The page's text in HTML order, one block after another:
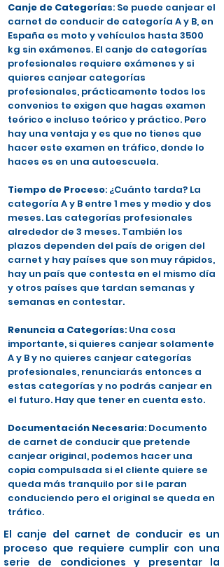
Canje de Categorías: Se puede canjear el
carnet de conducir de categoría A y B, en
España es moto y vehículos hasta 3500
kg sin exámenes. El canje de categorías
profesionales requiere exámenes y si
quieres canjear categorías
profesionales, prácticamente todos los
convenios te exigen que hagas examen
teórico e incluso teórico y práctico. Pero
hay una ventaja y es que no tienes que
hacer este examen en tráfico, donde lo
haces es en una autoescuela.
Tiempo de Proceso: ¿Cuánto tarda? La
categoría A y B entre 1 mes y medio y dos
meses. Las categorías profesionales
alrededor de 3 meses. También los
plazos dependen del país de origen del
carnet y hay países que son muy rápidos,
hay un país que contesta en el mismo día
y otros países que tardan semanas y
semanas en contestar.
Renuncia a Categorías: Una cosa
importante, si quieres canjear solamente
A y B y no quieres canjear categorías
profesionales, renunciarás entonces a
estas categorías y no podrás canjear en
el futuro. Hay que tener en cuenta esto.
Documentación Necesaria: Documento
de carnet de conducir que pretende
canjear original, podemos hacer una
copia compulsada si el cliente quiere se
queda más tranquilo por si le paran
conduciendo pero el original se queda en
tráfico.
El canje del carnet de conducir es un
proceso que requiere cumplir con una
serie de condiciones y presentar la